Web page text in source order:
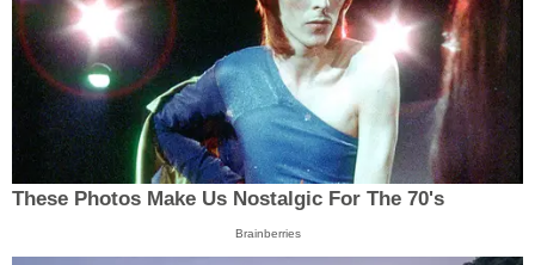
These Photos Make Us Nostalgic For The 70's
Brainberries